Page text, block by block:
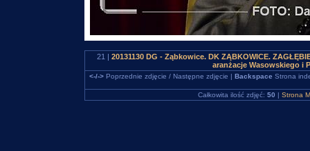
21 | 20131130 DG - Ząbkowice. DK ZĄBKOWICE.
aranżacje Wasowskiego i
<-/->Poprzednie zdjęcie / Następne zdjęcie | Backspace Strona
Całkowita ilość zdjęć: 50 | Strona